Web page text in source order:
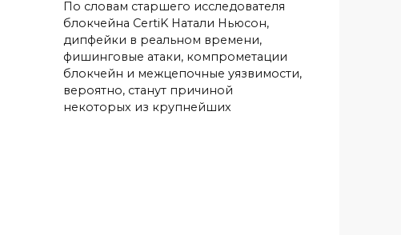
По словам старшего исследователя
блокчейна CertiK Натали Ньюсон,
дипфейки в реальном времени,
фишинговые атаки, компрометации
блокчейн и межцепочные уязвимости,
вероятно, станут причиной
некоторых из крупнейших